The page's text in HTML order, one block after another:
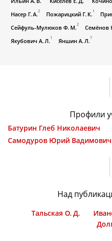
Насер Г. А.2 Пожарицкий Г. К. 1
Сейфуль-Мулюков Ф. М.2 Семёнов
Якубович А. Л. 1 Яншин А. Л.7
Профили
Батурин Глеб Николаевич
Самодуров Юрий Вадимович
Над
Тальская О. Д.